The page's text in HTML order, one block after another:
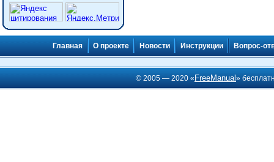
Главная О проекте Новости Инструкции Вопрос-
© 2005 — 2020 « FreeManual»